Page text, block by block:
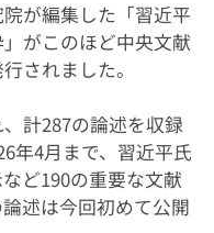
が編集した「習近平
がこのほど中央文献
されました。
計287の論述を収録
年4月まで、習近平氏
ど190の重要な文献
述は今回初めて公開